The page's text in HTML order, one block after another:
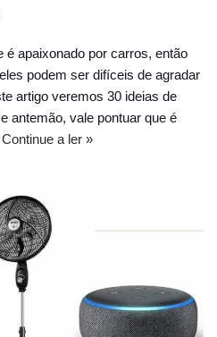
é apaixonado por carros, então
podem ser difíceis de agradar
artigo veremos 30 ideias de
antemão, vale pontuar que é
Continue a ler »